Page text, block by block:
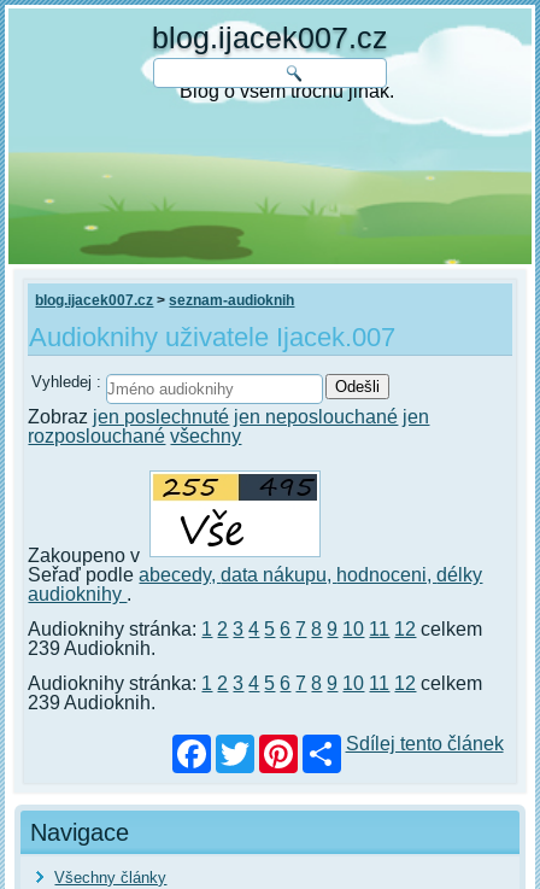
blog.ijacek007.cz
Blog o všem trochu jinak.
blog.ijacek007.cz >seznam-audioknih
Audioknihy uživatele Ijacek.007
Vyhledej :
Zobraz jen poslechnuté jen neposlouchané jen
rozposlouchané všechny
Zakoupeno v
Seřaď podleabecedy,data nákupu, hodnoceni,délky
audioknihy .
Audioknihy stránka: 1 2 3 4 5 6 7 8 9 10 11 12 celkem
239 Audioknih.
Audioknihy stránka: 1 2 3 4 5 6 7 8 9 10 11 12 celkem
239 Audioknih.
Facebook
TwitterPinterestSdílej tento článek
Navigace
Všechny články